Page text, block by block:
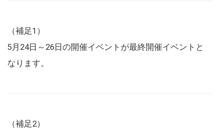
（補足1）
5月24日～26日の開催イベントが最終開催イベントと
なります。
（補足2）